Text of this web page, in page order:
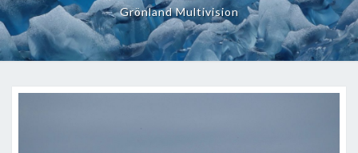
Grönland Multivision